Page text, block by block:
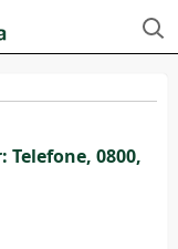
Telefone, 0800,